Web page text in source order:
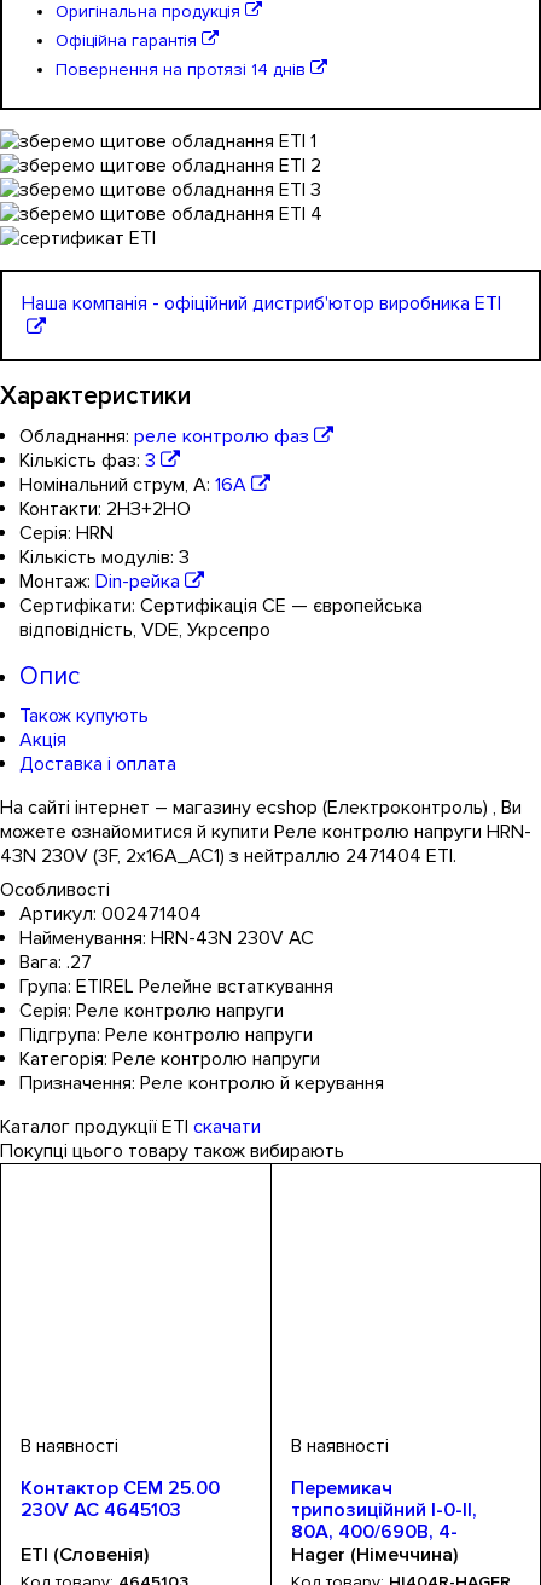
Оригінальна продукція
Офіційна гарантія
Повернення на протязі 14 днів
Наша компанія - офіційний дистриб'ютор виробника ETI
Характеристики
Обладнання: реле контролю фаз
Кількість фаз: 3
Номінальний струм, А: 16А
Контакти: 2НЗ+2НО
Серія: HRN
Кількість модулів: 3
Монтаж: Din-рейка
Сертифікати: Сертифікація CE — європейська
відповідність, VDE, Укрсепро
Опис
Також купують
Акція
Доставка і оплата
На сайті інтернет – магазину ecshop (Електроконтроль) , Ви
можете ознайомитися й купити Реле контролю напруги HRN-
43N 230V (3F, 2x16A_AC1) з нейтраллю 2471404 ETI.
Особливості
Артикул: 002471404
Найменування: HRN-43N 230V AC
Вага: .27
Група: ETIREL Релейне встаткування
Серія: Реле контролю напруги
Підгрупа: Реле контролю напруги
Категорія: Реле контролю напруги
Призначення: Реле контролю й керування
Каталог продукції ETI скачати
Покупці цього товару також вибирають
Контактор CEM 25.00
230V AC 4645103
ETI (Словенія)
Перемикач
трипозиційний I-0-II,
80А, 400/690В, 4-
полюсний, 12м
Hager (Німеччина)